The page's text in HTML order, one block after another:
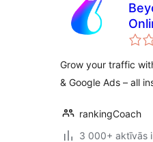
Grow your traffic
& Google Ads – all
rankingCoach
3 000+ aktīvās